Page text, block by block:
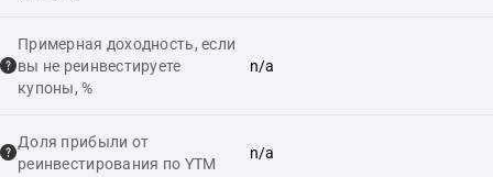
Примерная доходность, если
вы не реинвестируете
купоны, %
n/a
Доля прибыли от
реинвестирования по YTM
n/a